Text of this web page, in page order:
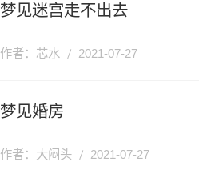
梦见迷宫走不出去
作者：芯水 2021-07-27
梦见婚房
作者：大闷头 2021-07-27